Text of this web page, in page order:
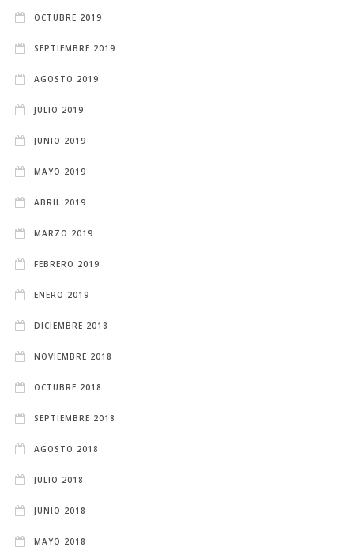
OCTUBRE 2019
SEPTIEMBRE 2019
AGOSTO 2019
JULIO 2019
JUNIO 2019
MAYO 2019
ABRIL 2019
MARZO 2019
FEBRERO 2019
ENERO 2019
DICIEMBRE 2018
NOVIEMBRE 2018
OCTUBRE 2018
SEPTIEMBRE 2018
AGOSTO 2018
JULIO 2018
JUNIO 2018
MAYO 2018